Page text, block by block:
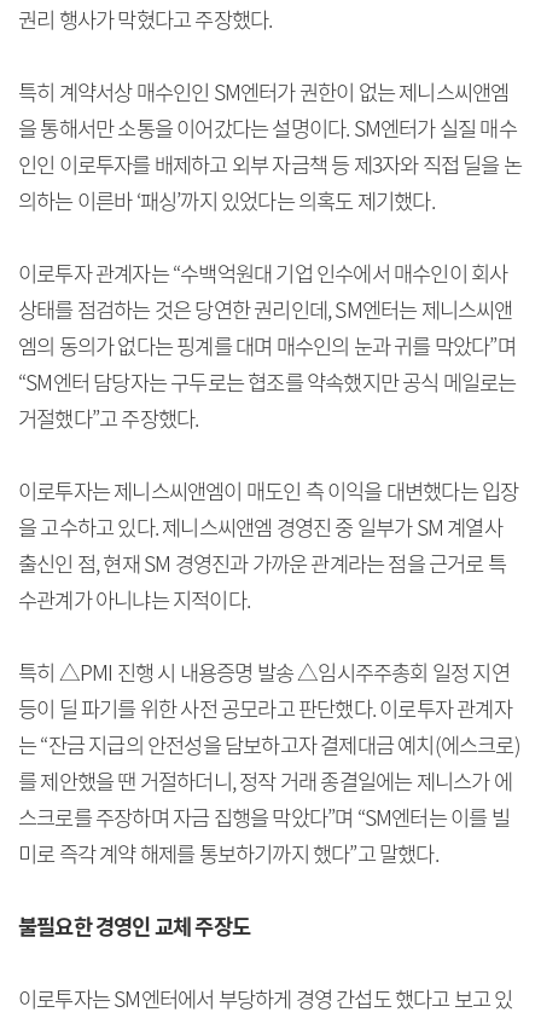
권리 행사가 막혔다고 주장했다.
특히 계약서상 매수인인 SM엔터가 권한이 없는 제니스씨앤엠
을 통해서만 소통을 이어갔다는 설명이다. SM엔터가 실질 매수
인인 이로투자를 배제하고 외부 자금책 등 제3자와 직접 딜을 논
의하는 이른바 ‘패싱’까지 있었다는 의혹도 제기했다.
이로투자 관계자는 “수백억원대 기업 인수에서 매수인이 회사
상태를 점검하는 것은 당연한 권리인데, SM엔터는 제니스씨앤
엠의 동의가 없다는 핑계를 대며 매수인의 눈과 귀를 막았다”며
“SM엔터 담당자는 구두로는 협조를 약속했지만 공식 메일로는
거절했다”고 주장했다.
이로투자는 제니스씨앤엠이 매도인 측 이익을 대변했다는 입장
을 고수하고 있다. 제니스씨앤엠 경영진 중 일부가 SM 계열사
출신인 점, 현재 SM 경영진과 가까운 관계라는 점을 근거로 특
수관계가 아니냐는 지적이다.
특히 △PMI 진행 시 내용증명 발송 △임시주주총회 일정 지연
등이 딜 파기를 위한 사전 공모라고 판단했다. 이로투자 관계자
는 “잔금 지급의 안전성을 담보하고자 결제대금 예치(에스크로)
를 제안했을 땐 거절하더니, 정작 거래 종결일에는 제니스가 에
스크로를 주장하며 자금 집행을 막았다”며 “SM엔터는 이를 빌
미로 즉각 계약 해제를 통보하기까지 했다”고 말했다.
불필요한 경영인 교체 주장도
이로투자는 SM엔터에서 부당하게 경영 간섭도 했다고 보고 있